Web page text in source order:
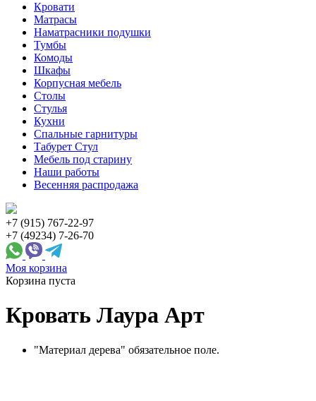
Кровати
Матрасы
Наматрасники подушки
Тумбы
Комоды
Шкафы
Корпусная мебель
Столы
Стулья
Кухни
Спальные гарнитуры
Табурет Стул
Мебель под старину
Наши работы
Весенняя распродажа
+7 (915) 767-22-97
+7 (49234) 7-26-70
Моя корзина
Корзина пуста
Кровать Лаура Арт
"Материал дерева" обязательное поле.